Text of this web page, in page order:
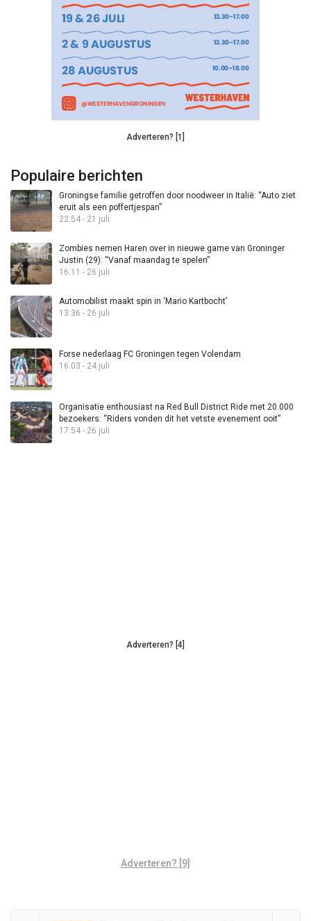
Adverteren? [1]
Populaire berichten
Groningse familie getroffen door noodweer in Italië: “Auto ziet
eruit als een poffertjespan”
22:54 - 21 juli
Zombies nemen Haren over in nieuwe game van Groninger
Justin (29): “Vanaf maandag te spelen”
16:11 - 26 juli
Automobilist maakt spin in ‘Mario Kartbocht’
13:36 - 26 juli
Forse nederlaag FC Groningen tegen Volendam
16:03 - 24 juli
Organisatie enthousiast na Red Bull District Ride met 20.000
bezoekers: “Riders vonden dit het vetste evenement ooit”
17:54 - 26 juli
Adverteren? [4]
Adverteren? [9]